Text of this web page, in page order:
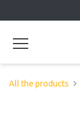
All the products